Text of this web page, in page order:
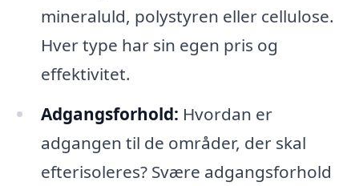
mineraluld, polystyren eller cellulose.
Hver type har sin egen pris og
effektivitet.
Adgangsforhold: Hvordan er
adgangen til de områder, der skal
efterisoleres? Svære adgangsforhold